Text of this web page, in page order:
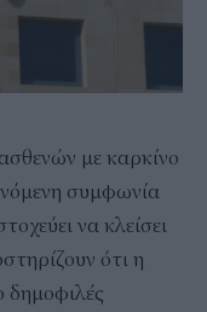
με καρκίνο
συμφωνία
να κλείσει
ότι η
δημοφιλές